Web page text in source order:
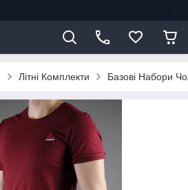
Літні Комплекти Базові Набори